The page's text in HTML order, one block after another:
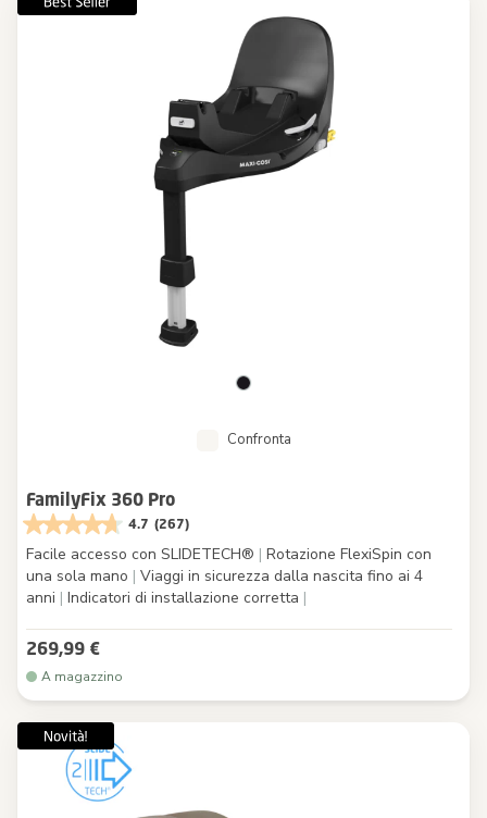
Confronta
FamilyFix 360 Pro
4.7 (267)
Facile accesso con SLIDETECH® | Rotazione FlexiSpin con
una sola mano | Viaggi in sicurezza dalla nascita fino ai 4
anni | Indicatori di installazione corretta |
269,99 €
A magazzino